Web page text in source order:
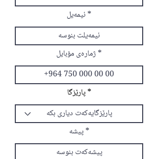
ئیمەیل
ژمارەی مۆبایل
پارێزگا
پیشە